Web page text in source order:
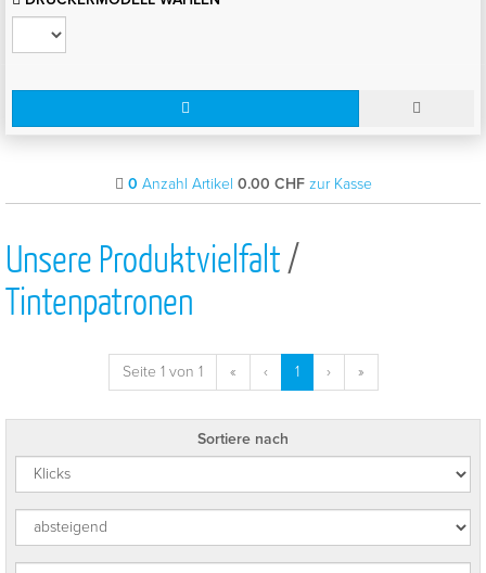
0 Anzahl Artikel 0.00 CHF zur Kasse
Unsere Produktvielfalt/
Tintenpatronen
Seite 1 von 1 « ‹ 1 › »
Sortiere nach